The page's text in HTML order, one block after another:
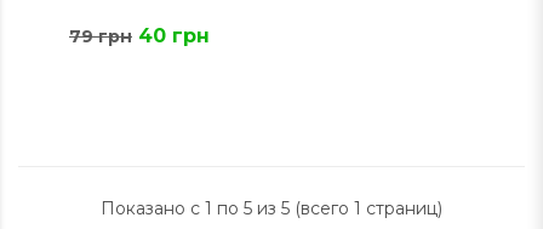
79 грн 40 грн
Показано с 1 по 5 из 5 (всего 1 страниц)